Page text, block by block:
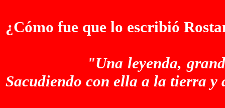
¿Cómo fue que lo escribió
"Una leyenda,
Sacudiendo con ella a la tierra